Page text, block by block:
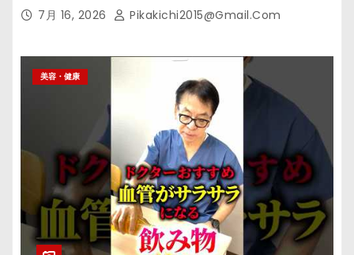
7月 16, 2026 Pikakichi2015@gmail.com
美容・健康